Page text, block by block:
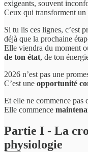
exigeants, souvent
Ceux qui transforment un
Si tu lis ces lignes, c’est
déjà que la prochaine
Elle viendra du moment
de ton état, de ton
2026 n’est pas une
C’est une opportunité
Et elle ne commence pas
Elle commence
Partie I - La
physiologie